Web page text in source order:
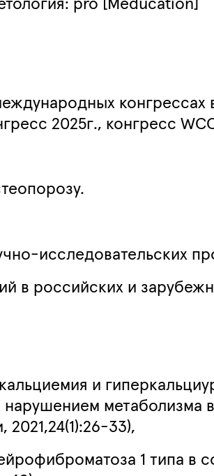
pro [Meducation]
конгрессах
2025г., конгресс
исследовательских
в российских и
и
метаболизма
2021,24(1):26-33),
1 типа в